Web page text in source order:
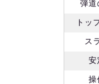
弾道
トッ
ス
安
操